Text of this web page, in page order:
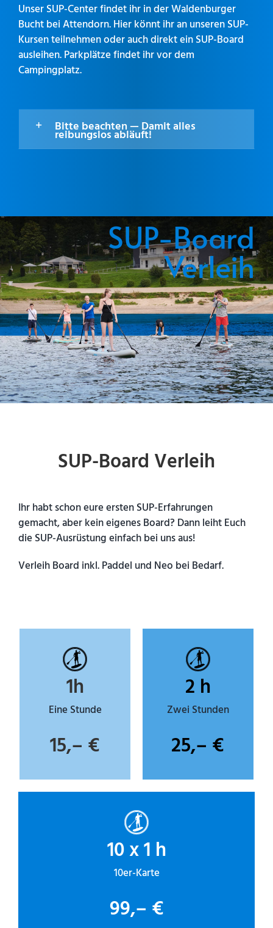
Unser SUP-Center findet ihr in der Waldenburger
Bucht bei Attendorn. Hier könnt ihr an unseren SUP-
Kursen teilnehmen oder auch direkt ein SUP-Board
ausleihen. Parkplätze findet ihr vor dem
Campingplatz.
Bitte beachten — Damit alles
reibungslos abläuft!
SUP-Board
Verleih
SUP-Board Verleih
Ihr habt schon eure ersten SUP-Erfahrungen
gemacht, aber kein eigenes Board? Dann leiht Euch
die SUP-Ausrüstung einfach bei uns aus!
Verleih Board inkl. Paddel und Neo bei Bedarf.
1h
Eine Stunde
15,– €
2 h
Zwei Stunden
25,– €
10 x 1 h
10er-Karte
99,– €